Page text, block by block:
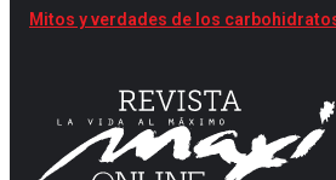
Mitos y verdades de los